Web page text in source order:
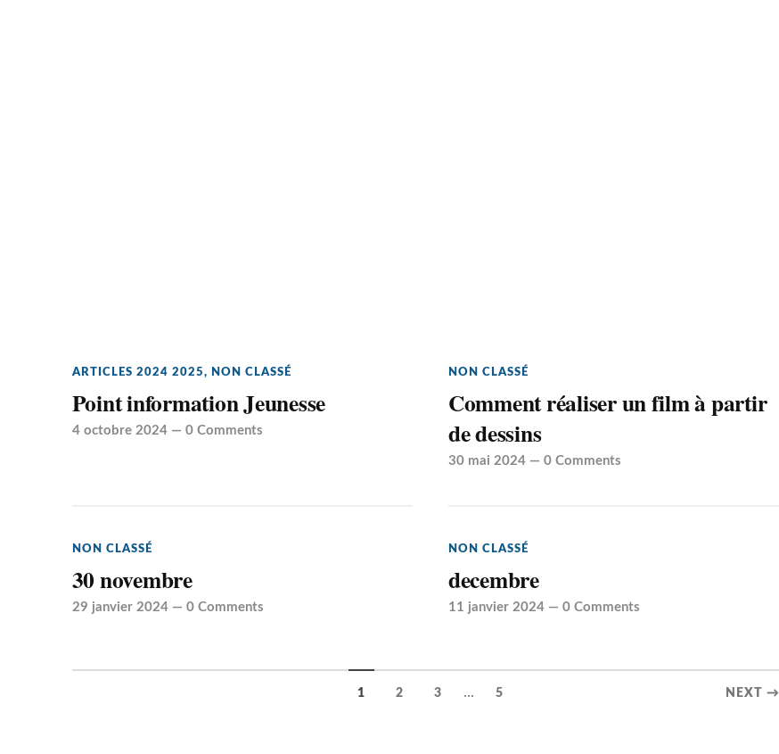
ARTICLES 2024 2025, NON CLASSÉ
Point information Jeunesse
4 octobre 2024— 0 Comments
NON CLASSÉ
Comment réaliser un film à partir
de dessins
30 mai 2024— 0 Comments
NON CLASSÉ
30 novembre
29 janvier 2024— 0 Comments
NON CLASSÉ
decembre
11 janvier 2024— 0 Comments
1 2 3 ... 5 NEXT →